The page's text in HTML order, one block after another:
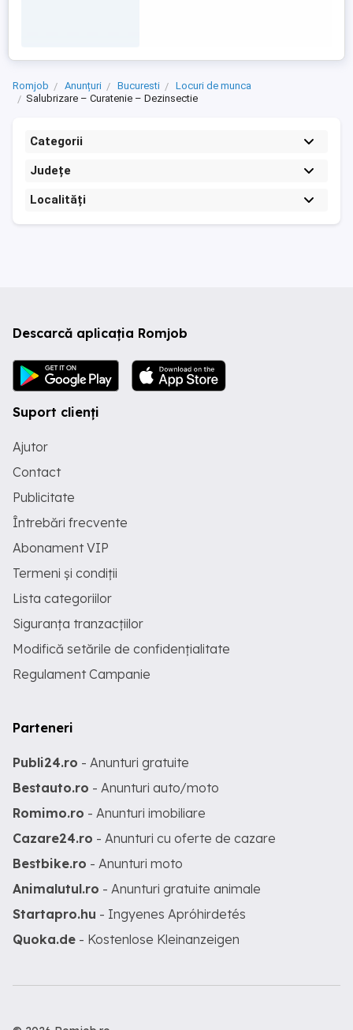
Romjob Anunțuri Bucuresti
Locuri de munca
Salubrizare – Curatenie – Dezinsectie
Categorii
Județe
Localități
Descarcă aplicația Romjob
Suport clienți
Ajutor
Contact
Publicitate
Întrebări frecvente
Abonament VIP
Termeni și condiții
Lista categoriilor
Siguranța tranzacțiilor
Modifică setările de confidențialitate
Regulament Campanie
Parteneri
Publi24.ro - Anunturi gratuite
Bestauto.ro - Anunturi auto/moto
Romimo.ro - Anunturi imobiliare
Cazare24.ro - Anunturi cu oferte de cazare
Bestbike.ro - Anunturi moto
Animalutul.ro - Anunturi gratuite animale
Startapro.hu - Ingyenes Apróhirdetés
Quoka.de - Kostenlose Kleinanzeigen